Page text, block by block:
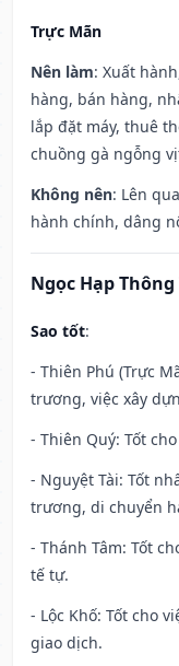
Trực Mãn
Nên làm: Xuất
hàng, bán hàng,
lắp đặt máy, thuê
chuồng gà ngỗng
Không nên: Lên
hành chính, dâng
Ngọc Hạp
Sao tốt:
- Thiên Phú (Trực
trương, việc xây
- Thiên Quý: Tốt
- Nguyệt Tài: Tốt
trương, di chuyển
- Thánh Tâm: Tốt
tế tự.
- Lộc Khố: Tốt cho
giao dịch.